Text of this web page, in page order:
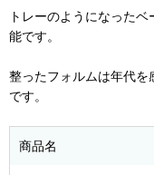
トレーのようになった
能です。
整ったフォルムは年代を
です。
商品名